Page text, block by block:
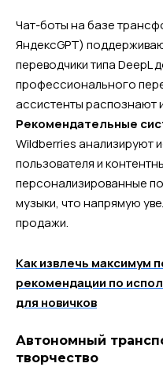
Чат-боты на базе
ЯндексGPT)
переводчики типа DeepL
профессионального
ассистенты распознают
Рекомендательные
Wildberries анализируют
пользователя и
персонализированные
музыки, что напрямую
продажи.
Как извлечь максимум
рекомендации по
для новичков
Автономный
творчество